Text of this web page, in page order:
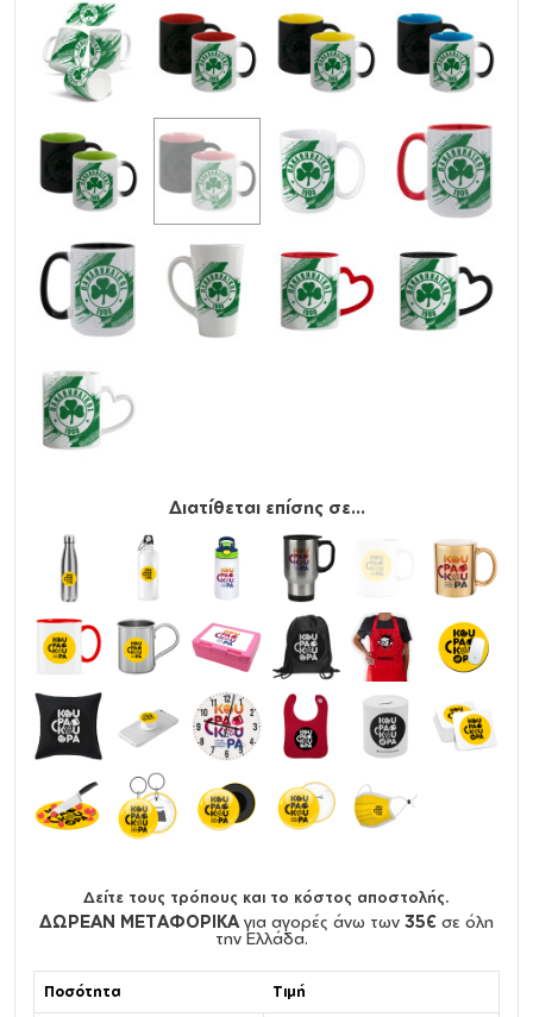
Διατίθεται επίσης σε...
Δείτε τους τρόπους και το κόστος αποστολής.
ΔΩΡΕΑΝ ΜΕΤΑΦΟΡΙΚΑ για αγορές άνω των 35€ σε όλη
την Ελλάδα.
Ποσότητα Τιμή